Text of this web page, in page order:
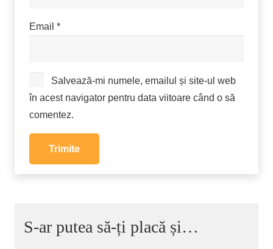
Email *
Salvează-mi numele, emailul și site-ul web
în acest navigator pentru data viitoare când o să
comentez.
S-ar putea să-ți placă și…